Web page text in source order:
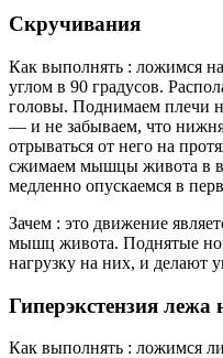
Скручивания
Как выполнять : ложимся
углом в 90 градусов.
головы. Поднимаем плечи
— и не забываем, что
отрываться от него на
сжимаем мышцы живота в
медленно опускаемся в
Зачем : это движение
мышц живота. Поднятые
нагрузку на них, и делают
Гиперэкстензия лежа
Как выполнять : ложимся